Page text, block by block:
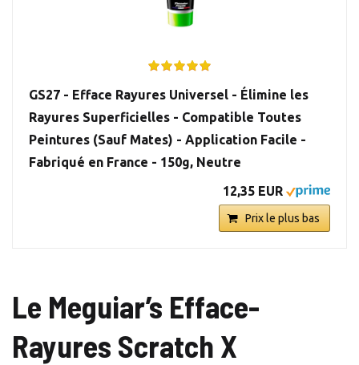
GS27 - Efface Rayures Universel - Élimine les
Rayures Superficielles - Compatible Toutes
Peintures (Sauf Mates) - Application Facile -
Fabriqué en France - 150g, Neutre
12,35 EUR
Prix le plus bas
Le Meguiar’s Efface-
Rayures Scratch X